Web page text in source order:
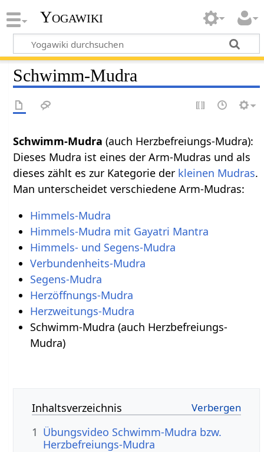
Yogawiki
Schwimm-Mudra
Schwimm-Mudra (auch Herzbefreiungs-Mudra):
Dieses Mudra ist eines der Arm-Mudras und als
dieses zählt es zur Kategorie der kleinen Mudras.
Man unterscheidet verschiedene Arm-Mudras:
Himmels-Mudra
Himmels-Mudra mit Gayatri Mantra
Himmels- und Segens-Mudra
Verbundenheits-Mudra
Segens-Mudra
Herzöffnungs-Mudra
Herzweitungs-Mudra
Schwimm-Mudra (auch Herzbefreiungs-
Mudra)
Inhaltsverzeichnis
1 Übungsvideo Schwimm-Mudra bzw.
Herzbefreiungs-Mudra